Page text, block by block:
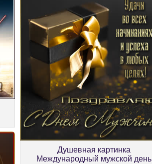
Душевная картинка
Международный мужской день